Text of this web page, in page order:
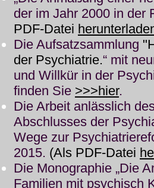
der im Jahr 2000 in der
PDF-Datei
Die Aufsatzsammlung
der Psychiatrie.“ mit
und Willkür in der
finden Sie >>>hier.
Die Arbeit anlässlich
Abschlusses der
Wege zur
2015. (Als PDF-Datei
Die Monographie „Die
Familien mit psychisch